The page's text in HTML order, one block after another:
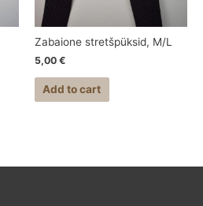
Zabaione stretšpüksid, M/L
5,00 €
Add to cart